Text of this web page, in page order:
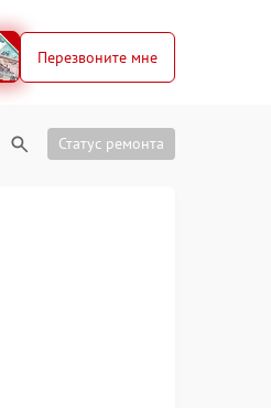
Перезвоните мне
Статус ремонта